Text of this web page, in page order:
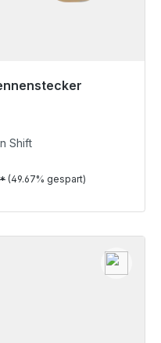
Shift
(49.67% gespart)